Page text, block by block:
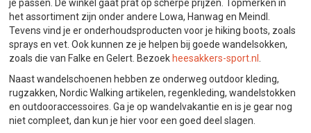
je passen. De winkel gaat prat op scherpe prijzen. Topmerken in
het assortiment zijn onder andere Lowa, Hanwag en Meindl.
Tevens vind je er onderhoudsproducten voor je hiking boots, zoals
sprays en vet. Ook kunnen ze je helpen bij goede wandelsokken,
zoals die van Falke en Gelert. Bezoek heesakkers-sport.nl
Naast wandelschoenen hebben ze onderweg outdoor kleding,
rugzakken, Nordic Walking artikelen, regenkleding, wandelstokken
en outdooraccessoires. Ga je op wandelvakantie en is je gear nog
niet compleet, dan kun je hier voor een goed deel slagen.